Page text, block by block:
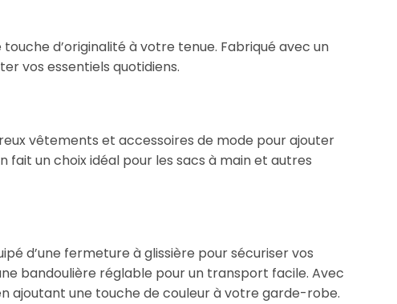
d’originalité à votre tenue. Fabriqué avec un
vos essentiels quotidiens.
vêtements et accessoires de mode pour ajouter
fait un choix idéal pour les sacs à main et autres
d’une fermeture à glissière pour sécuriser vos
bandoulière réglable pour un transport facile. Avec
ajoutant une touche de couleur à votre garde-robe.